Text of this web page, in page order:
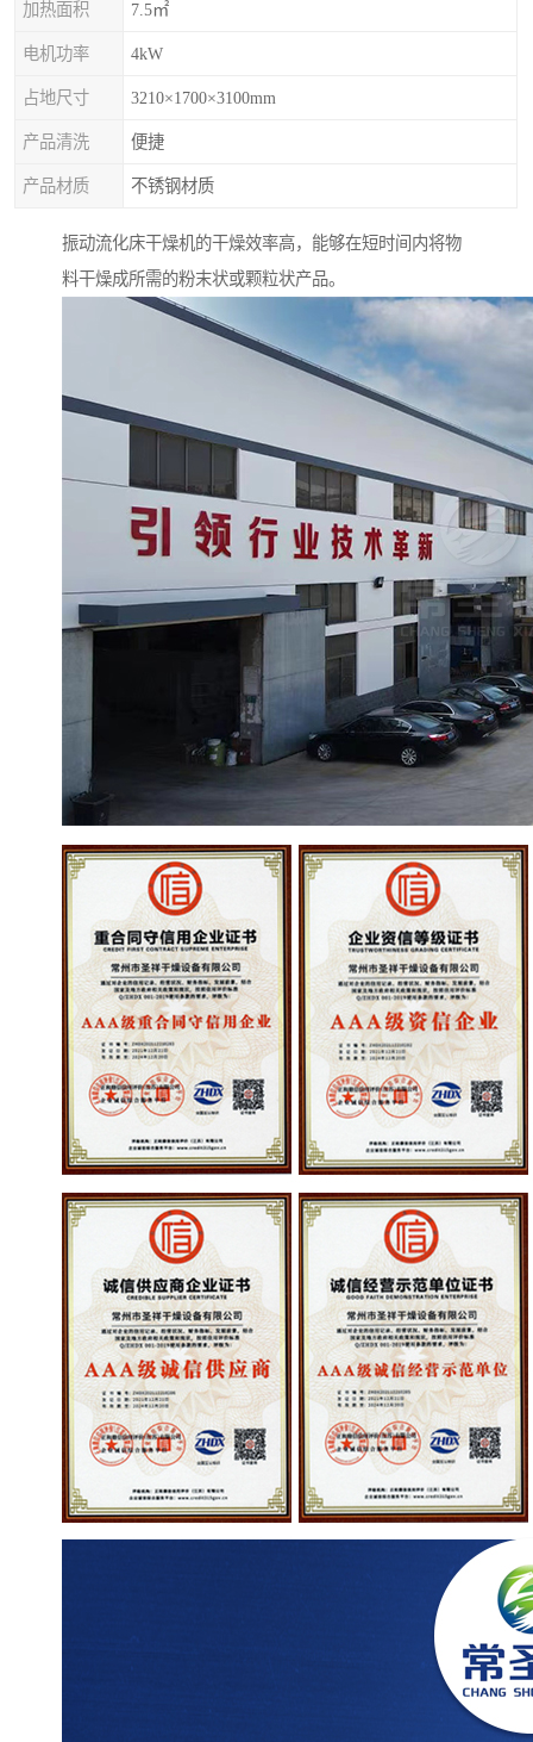
加热面积 7.5㎡
电机功率 4kW
占地尺寸 3210×1700×3100mm
产品清洗 便捷
产品材质 不锈钢材质
振动流化床干燥机的干燥效率高，能够在短时间内将物
料干燥成所需的粉末状或颗粒状产品。